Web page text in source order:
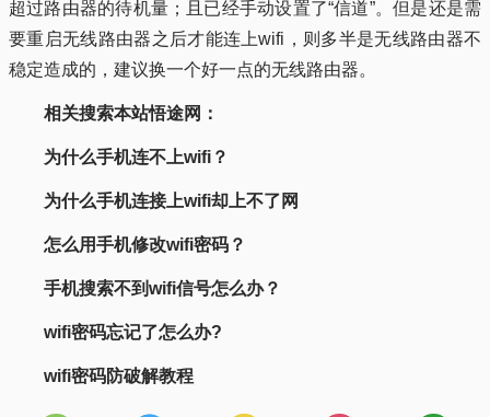
超过路由器的待机量；且已经手动设置了“信道”。但是还是需
要重启无线路由器之后才能连上wifi，则多半是无线路由器不
稳定造成的，建议换一个好一点的无线路由器。
相关搜索本站悟途网：
为什么手机连不上wifi？
为什么手机连接上wifi却上不了网
怎么用手机修改wifi密码？
手机搜索不到wifi信号怎么办？
wifi密码忘记了怎么办?
wifi密码防破解教程